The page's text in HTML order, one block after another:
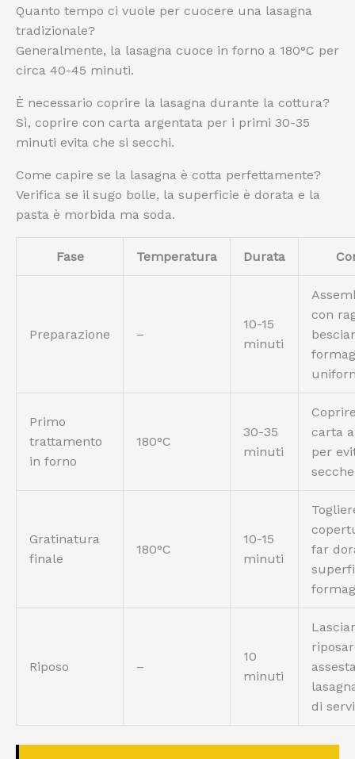
Quanto tempo ci vuole per cuocere una lasagna
tradizionale?
Generalmente, la lasagna cuoce in forno a 180°C per
circa 40-45 minuti.
È necessario coprire la lasagna durante la cottura?
Sì, coprire con carta argentata per i primi 30-35
minuti evita che si secchi.
Come capire se la lasagna è cotta perfettamente?
Verifica se il sugo bolle, la superficie è dorata e la
pasta è morbida ma soda.
Fase Temperatura Durata
Preparazione –
10-15
minuti
con
Primo
trattamento
in forno
180°C
30-35
minuti
carta
per
Gratinatura
finale
180°C
10-15
minuti
far
Riposo –
10
minuti
di